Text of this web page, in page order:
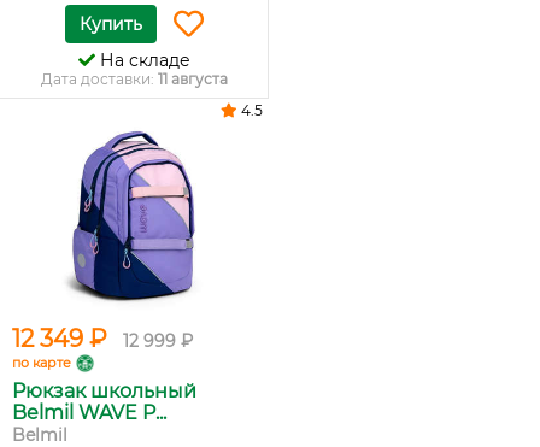
Купить
На складе
Дата доставки: 11 августа
12 349 ₽ 12 999 ₽
по карте
Рюкзак школьный
Belmil WAVE P...
Belmil
4.5